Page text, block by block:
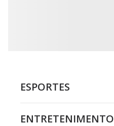
ESPORTES
ENTRETENIMENTO